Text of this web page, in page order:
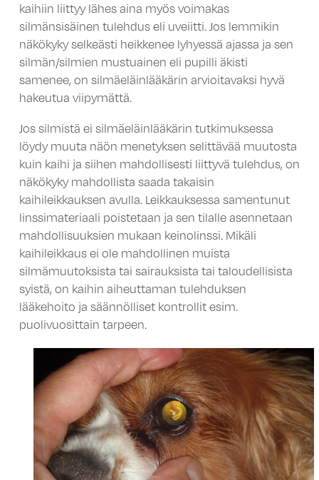
kaihiin liittyy lähes aina myös voimakas
silmänsisäinen tulehdus eli uveiitti. Jos lemmikin
näkökyky selkeästi heikkenee lyhyessä ajassa ja sen
silmän/silmien mustuainen eli pupilli äkisti
samenee, on silmäeläinlääkärin arvioitavaksi hyvä
hakeutua viipymättä.
Jos silmistä ei silmäeläinlääkärin tutkimuksessa
löydy muuta näön menetyksen selittävää muutosta
kuin kaihi ja siihen mahdollisesti liittyvä tulehdus, on
näkökyky mahdollista saada takaisin
kaihileikkauksen avulla. Leikkauksessa samentunut
linssimateriaali poistetaan ja sen tilalle asennetaan
mahdollisuuksien mukaan keinolinssi. Mikäli
kaihileikkaus ei ole mahdollinen muista
silmämuutoksista tai sairauksista tai taloudellisista
syistä, on kaihin aiheuttaman tulehduksen
lääkehoito ja säännölliset kontrollit esim.
puolivuosittain tarpeen.